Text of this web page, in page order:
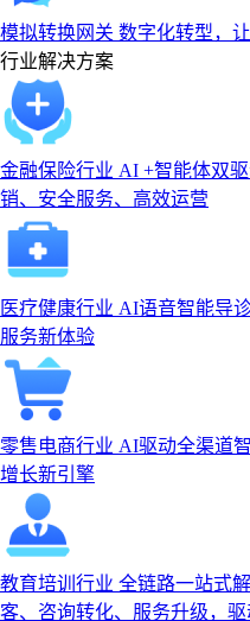
模拟转换网关 数字化转型，
行业解决方案
金融保险行业 AI +智能体双
销、安全服务、高效运营
医疗健康行业 AI语音智能导
服务新体验
零售电商行业 AI驱动全渠道
增长新引擎
教育培训行业 全链路一站式
客、咨询转化、服务升级，